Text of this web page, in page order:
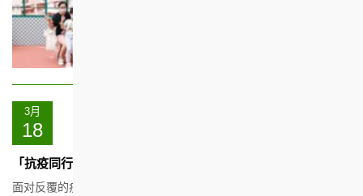
3月
18
「抗疫同行燃希望」社区关怀行动
面对反覆的疫情，是大家发挥同舟共济精神的时候。香港房屋协会